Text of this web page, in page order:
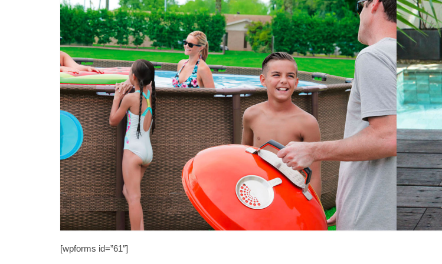
[wpforms id=”61″]